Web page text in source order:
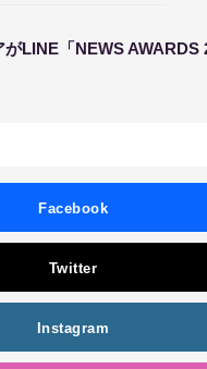
LINE「NEWS AWARDS
Facebook
Twitter
Instagram